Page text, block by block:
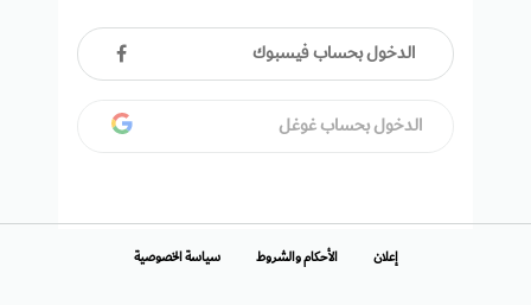
الدخول بحساب فيسبوك
الدخول بحساب غوغل
إعلان الأحكام والشروط سياسة الخصوصية